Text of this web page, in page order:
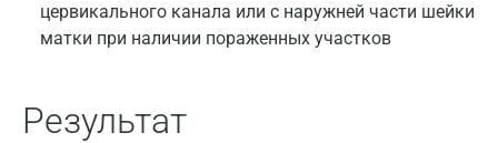
цервикального канала или с наружней части шейки
матки при наличии пораженных участков
Результат